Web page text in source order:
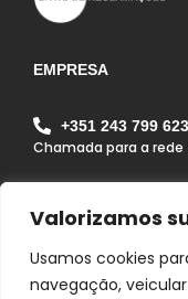
Valorizamos
Usamos cookies
navegação,
EMPRESA
+351 243 799 623
Chamada para a rede
Rua Pousio do